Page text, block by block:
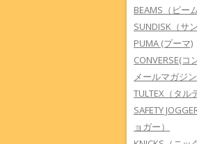
BEAMS（ビー
SUNDISK（サ
PUMA (プーマ)
CONVERSE(コ
メールマガジン
TULTEX（タル
SAFETY
ョガー）